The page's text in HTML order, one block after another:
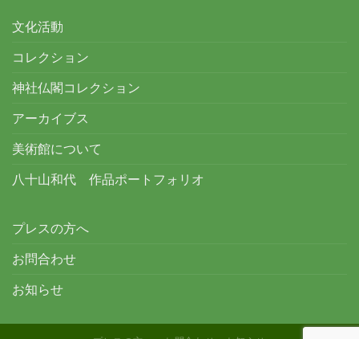
文化活動
コレクション
神社仏閣コレクション
アーカイブス
美術館について
八十山和代 作品ポートフォリオ
プレスの方へ
お問合わせ
お知らせ